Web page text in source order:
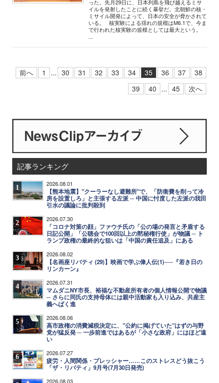
った。先月29日に、日本列島を飛び越えるミサ
イルを発射したことに続く暴挙だ。北朝鮮の核・
ミサイル開発によって、日本の安全が脅かされて
いる。 核実験による揺れの規模はM6.1で、今ま
で行われた核実験の規模としては最大という。
...
前へ 1 ... 30 31 32 33 34 35 36 37
38
39
40 ... 45 次へ
記事ランキング
1 2026.08.01
【熊本地震】"クーラーなし避難所"で、「防衛費を削って冷
房を設置しろ」と主張する左派 ─ 中国に忖度した左派の我田
引水の議論に批判殺到
2 2026.07.30
「コロナ対策の顔」ファウチ氏の「公の場の発言と矛盾する
日記公開」「公聴会で100回以上の黙秘権行使」が物議 ─ ト
ランプ政権の最終的な狙いは「中国の責任追及」にある
3 2026.08.02
【名画座リバティ (29)】映画で学ぶ偉人伝(1)──『若き日の
リンカーン』
4 2026.07.31
マムダニNY市長、裕福な不動産所有者の個人情報公開で物議
─ さらに同氏の支持母体には親中活動家も入り込み、共産主
義へばく進
5 2026.08.06
高市政権の消費減税決定に、"公約に掲げていた"はずの与野
党が猛反発 ─ 一歩前進ではあるが「小さな政府」にはほど遠
い
6 2026.07.27
疲労・人間関係・プレッシャー……このストレスどう抜こう
「ザ・リバティ」9月号(7月30日発売)
2026.08.03